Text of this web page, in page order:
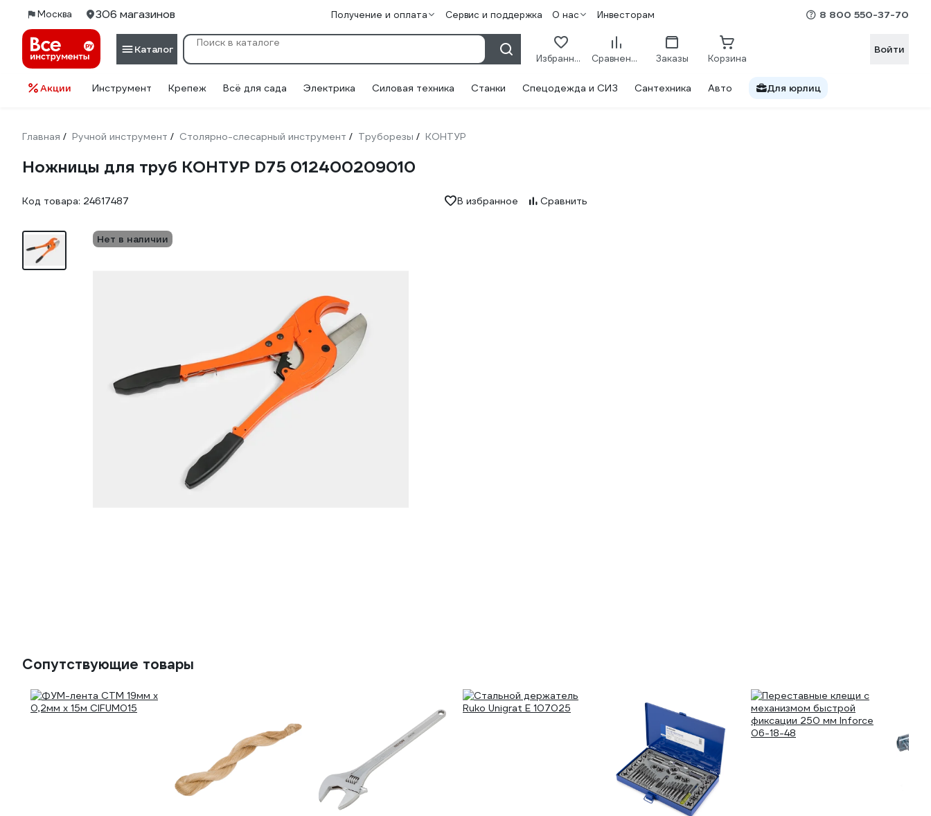
Москва 306 магазинов Получение и оплата Сервис и поддержка О нас Инвесторам 8 800 550-37-70
Каталог
Избранное Сравнение Заказы Корзина
Войти
Акции Инструмент Крепеж Всё для сада Электрика Силовая техника Станки Спецодежда и СИЗ Сантехника Авто Для юрлиц
Главная / Ручной инструмент / Столярно-слесарный инструмент / Труборезы / КОНТУР
Ножницы для труб КОНТУР D75 012400209010
Код товара: 24617487 В избранное Сравнить
Нет в наличии
Сопутствующие товары